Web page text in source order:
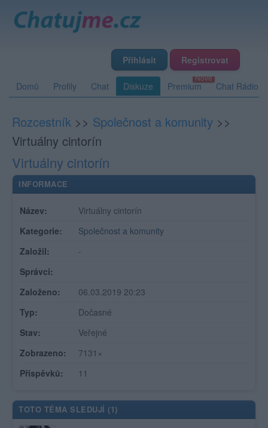
Přihlásit Registrovat
Domů Profily Chat Diskuze Premium Chat Rádio
Rozcestník >> Společnost a komunity >>
Virtuálny cintorín
Virtuálny cintorín
INFORMACE
Název:
Virtuálny cintorín
Kategorie:
Společnost a komunity
Založil:
-
Správci:
Založeno:
06.03.2019 20:23
Typ:
Dočasné
Stav:
Veřejné
Zobrazeno:
7131×
Příspěvků:
11
TOTO TÉMA SLEDUJÍ (1)